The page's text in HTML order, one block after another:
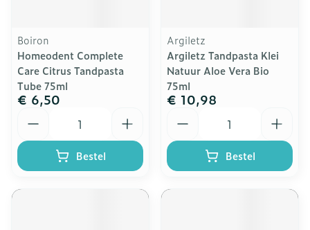
Boiron
Homeodent Complete
Care Citrus Tandpasta
Tube 75ml
€ 6,50
Bestel
Argiletz
Argiletz Tandpasta Klei
Natuur Aloe Vera Bio
75ml
€ 10,98
Bestel